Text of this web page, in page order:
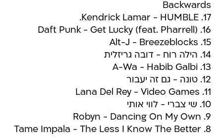
Backwards
17. Kendrick Lamar - HUMBLE.
16. Daft Punk - Get Lucky (feat. Pharrell)
15. Alt-J - Breezeblocks
14. הילה רוח - דובה גריזלית
13. A-Wa - Habib Galbi
12. טונה - גם זה יעבור
11. Lana Del Rey - Video Games
10. שי צברי - לווי אותי
9. Robyn - Dancing On My Own
8. Tame Impala - The Less I Know The Better